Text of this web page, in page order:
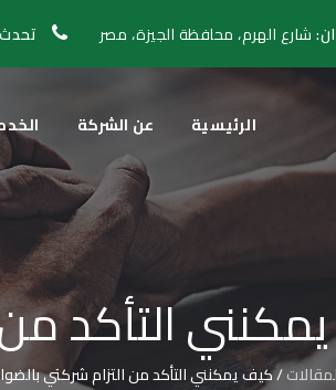
شارع الهرم، محافظة الجيزة، مصر
الرئيسية عن الشركة
التأكد من
/كيف يمكنني التأكد من التزام شركتي